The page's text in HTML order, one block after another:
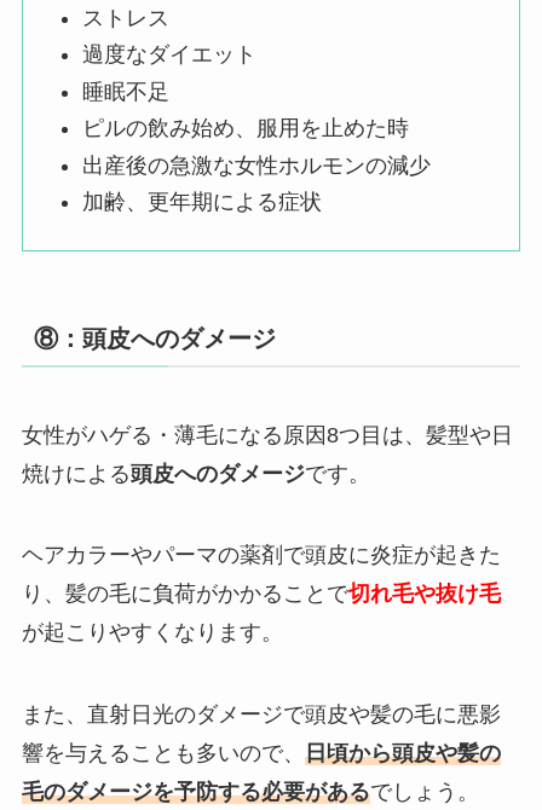
ストレス
過度なダイエット
睡眠不足
ピルの飲み始め、服用を止めた時
出産後の急激な女性ホルモンの減少
加齢、更年期による症状
⑧：頭皮へのダメージ
女性がハゲる・薄毛になる原因8つ目は、髪型や日
焼けによる頭皮へのダメージです。
ヘアカラーやパーマの薬剤で頭皮に炎症が起きた
り、髪の毛に負荷がかかることで切れ毛や抜け毛
が起こりやすくなります。
また、直射日光のダメージで頭皮や髪の毛に悪影
響を与えることも多いので、 日頃から頭皮や髪の
毛のダメージを予防する必要があるでしょう。